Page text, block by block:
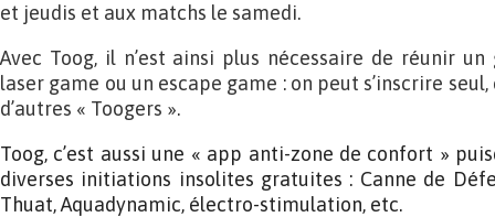
et jeudis et aux matchs le samedi.
Avec Toog, il n’est ainsi plus nécessaire de réunir
laser game ou un escape game : on peut s’inscrire
d’autres « Toogers ».
Toog, c’est aussi une « app anti-zone de confort »
diverses initiations insolites gratuites : Canne de
Thuat, Aquadynamic, électro-stimulation, etc.